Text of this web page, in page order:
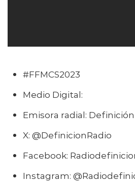
#FFMCS2023
Medio Digital:
Emisora radial: Definición
X: @DefinicionRadio
Facebook:
Instagram: